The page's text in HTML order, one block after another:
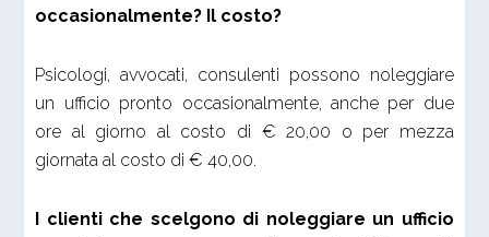
occasionalmente? Il costo?
Psicologi, avvocati, consulenti possono noleggiare
un ufficio pronto occasionalmente, anche per due
ore al giorno al costo di € 20,00 o per mezza
giornata al costo di € 40,00.
I clienti che scelgono di noleggiare un ufficio